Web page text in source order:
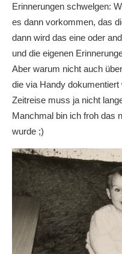
Erinnerungen schwelgen:
es dann vorkommen, das
dann wird das eine oder
und die eigenen
Aber warum nicht auch
die via Handy
Zeitreise muss ja nicht
Manchmal bin ich froh das
wurde ;)